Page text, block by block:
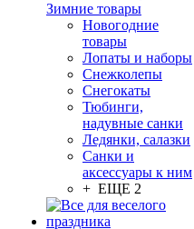
Зимние товары
Новогодние
товары
Лопаты и наборы
Снежколепы
Снегокаты
Тюбинги,
надувные санки
Ледянки, салазки
Санки и
аксессуары к ним
+ ЕЩЕ 2